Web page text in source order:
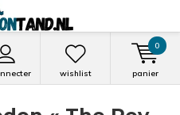
wishlist panier
0